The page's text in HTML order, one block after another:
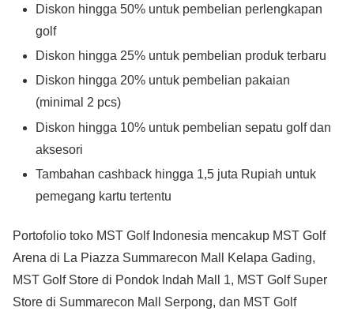
Diskon hingga 50% untuk pembelian perlengkapan
golf
Diskon hingga 25% untuk pembelian produk terbaru
Diskon hingga 20% untuk pembelian pakaian
(minimal 2 pcs)
Diskon hingga 10% untuk pembelian sepatu golf dan
aksesori
Tambahan cashback hingga 1,5 juta Rupiah untuk
pemegang kartu tertentu
Portofolio toko MST Golf Indonesia mencakup MST Golf
Arena di La Piazza Summarecon Mall Kelapa Gading,
MST Golf Store di Pondok Indah Mall 1, MST Golf Super
Store di Summarecon Mall Serpong, dan MST Golf